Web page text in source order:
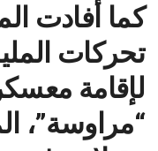
كما أفادت
تحركات
لإقامة
“مراوسة”،